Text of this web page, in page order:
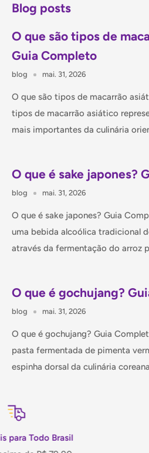
Blog posts
O que são tipos de
Guia Completo
blog mai. 31, 2026
O que são tipos de macarrão
tipos de macarrão asiático
mais importantes da culinária
O que é sake japones?
blog mai. 31, 2026
O que é sake japones? Guia
uma bebida alcoólica tradicional
através da fermentação do arroz
O que é gochujang?
blog mai. 31, 2026
O que é gochujang? Guia
pasta fermentada de pimenta
espinha dorsal da culinária